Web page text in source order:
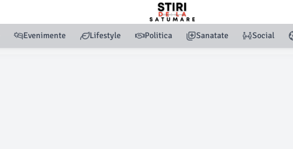
Evenimente Lifestyle Politica Sanatate Social